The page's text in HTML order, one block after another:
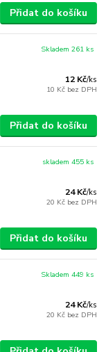
Přidat do košíku
12 Kč/ks
10 Kč bez DPH
Skladem 261 ks
Přidat do košíku
24 Kč/ks
20 Kč bez DPH
skladem 455 ks
Přidat do košíku
24 Kč/ks
20 Kč bez DPH
Skladem 449 ks